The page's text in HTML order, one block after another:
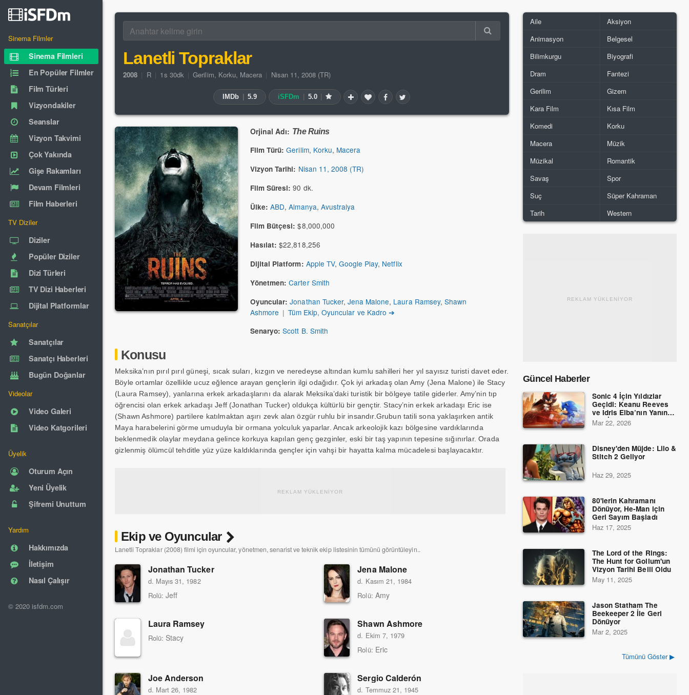
Sinema Filmler
Sinema Filmleri
En Popüler Filmler
Film Türleri
Vizyondakiler
Seanslar
Vizyon Takvimi
Çok Yakında
Gişe Rakamları
Devam Filmleri
Film Haberleri
TV Diziler
Diziler
Popüler Diziler
Dizi Türleri
TV Dizi Haberleri
Dijital Platformlar
Sanatçılar
Sanatçılar
Sanatçı Haberleri
Bugün Doğanlar
Videolar
Video Galeri
Video Katgorileri
Üyelik
Oturum Açın
Yeni Üyelik
Şifremi Unuttum
Yardım
Hakkımızda
İletişim
Nasıl Çalışır
© 2020 isfdm.com
Lanetli Topraklar
2008 R 1s 30dk Gerilim, Korku, Macera Nisan 11, 2008 (TR)
IMDb 5.9 iSFDm 5.0
Orjinal Adı: The Ruins
Film Türü: Gerilim, Korku, Macera
Vizyon Tarihi: Nisan 11, 2008 (TR)
Film Süresi: 90 dk.
Ülke: ABD,Almanya, Avustralya
Film Bütçesi: $8,000,000
Hasılat: $22,818,256
Dijital Platform: Apple TV, Google Play, Netflix
Yönetmen: Carter Smith
Oyuncular: Jonathan Tucker, Jena Malone, Laura Ramsey, Shawn
Ashmore | Tüm Ekip, Oyuncular ve Kadro ➔
Senaryo: Scott B. Smith
Konusu
Meksika’nın pırıl pırıl güneşi, sıcak suları, kızgın ve neredeyse altından kumlu sahilleri her yıl sayısız turisti davet eder.
Böyle ortamlar özellikle ucuz eğlence arayan gençlerin ilgi odağıdır. Çok iyi arkadaş olan Amy (Jena Malone) ile Stacy
(Laura Ramsey), yanlarına erkek arkadaşlarını da alarak Meksika’daki turistik bir bölgeye tatile giderler. Amy’nin tıp
öğrencisi olan erkek arkadaşı Jeff (Jonathan Tucker) oldukça kültürlü bir gençtir. Stacy’nin erkek arkadaşı Eric ise
(Shawn Ashmore) partilere katılmaktan aşırı zevk alan özgür ruhlu bir insandır.Grubun tatili sona yaklaşırken antik
Maya harabelerini görme umuduyla bir ormana yolculuk yaparlar. Ancak arkeolojik kazı bölgesine vardıklarında
beklenmedik olaylar meydana gelince korkuya kapılan genç gezginler, eski bir taş yapının tepesine sığınırlar. Orada
gizlenmiş ölümcül tehditle yüz yüze kaldıklarında gençler için vahşi bir hayatta kalma mücadelesi başlayacaktır.
REKLAM YÜKLENİYOR
Ekip ve Oyuncular
Lanetli Topraklar (2008) filmi için oyuncular, yönetmen, senarist ve teknik ekip listesinin tümünü görüntüleyin..
Jonathan Tucker
d. Mayıs 31, 1982
Rolü: Jeff
Jena Malone
d. Kasım 21, 1984
Rolü: Amy
Laura Ramsey
Rolü: Stacy
Shawn Ashmore
d. Ekim 7, 1979
Rolü: Eric
Joe Anderson
d. Mart 26, 1982
Sergio Calderón
d. Temmuz 21, 1945
Aile
Aksiyon
Animasyon
Belgesel
Bilimkurgu
Biyografi
Dram
Fantezi
Gerilim
Gizem
Kara Film
Kısa Film
Komedi
Korku
Macera
Müzik
Müzikal
Romantik
Savaş
Spor
Suç
Süper Kahraman
Tarih
Western
REKLAM YÜKLENİYOR
Güncel Haberler
Sonic 4 İçin Yıldızlar
Geçidi: Keanu Reeves
ve Idris Elba’nın Yanına
Dev İsimler Katıldı!
Mar 22, 2026
Disney'den Müjde: Lilo &
Stitch 2 Geliyor
Haz 29, 2025
80'lerin Kahramanı
Dönüyor, He-Man için
Geri Sayım Başladı
Haz 17, 2025
The Lord of the Rings:
The Hunt for Gollum'un
Vizyon Tarihi Belli Oldu
May 11, 2025
Jason Statham The
Beekeeper 2 İle Geri
Dönüyor
Mar 2, 2025
Tümünü Göster ▶